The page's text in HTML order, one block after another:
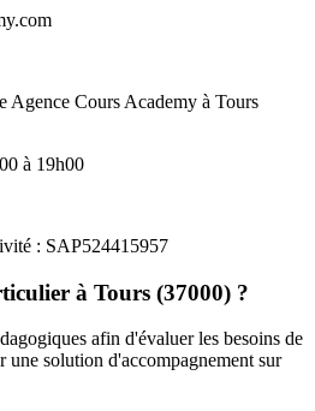
Agence Cours Academy à Tours
à 19h00
: SAP524415957
à Tours (37000) ?
afin d'évaluer les besoins de
une solution d'accompagnement sur